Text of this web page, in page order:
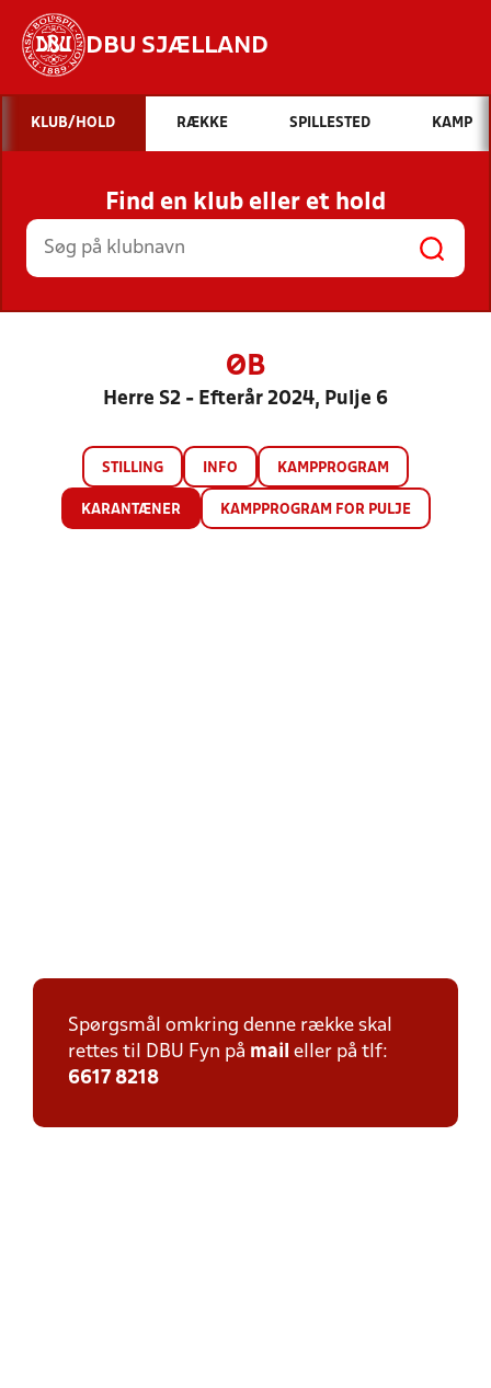
DBU SJÆLLAND
Hvad vil du søge efter?
INDHOLD OG NYHEDER
STILLINGER, RESULTATER, KLUBBER OG
HOLD
KLUB/HOLD RÆKKE SPILLESTED KAMP
Find en klub eller et hold
ØB
Herre S2 - Efterår 2024, Pulje 6
STILLING INFO KAMPPROGRAM
KARANTÆNER KAMPPROGRAM FOR PULJE
Spørgsmål omkring denne række skal
rettes til DBU Fyn på mail eller på tlf:
6617 8218